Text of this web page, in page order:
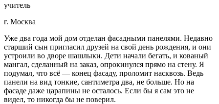
учитель
г. Москва
Уже два года мой дом отделан фасадными панелями. Недавно
старший сын пригласил друзей на свой день рождения, и они
устроили во дворе шашлыки. Дети начали бегать, и кованый
мангал, сделанный на заказ, опрокинулся прямо на стену. Я
подумал, что всё — конец фасаду, проломит насквозь. Ведь
панели на вид тонкие, сантиметра два, не больше. Но на
фасаде даже царапины не осталось. Если бы я сам это не
видел, то никогда бы не поверил.